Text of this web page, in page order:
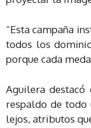
“Esta campaña
todos los
porque cada
Aguilera
respaldo de todo
lejos, atributos